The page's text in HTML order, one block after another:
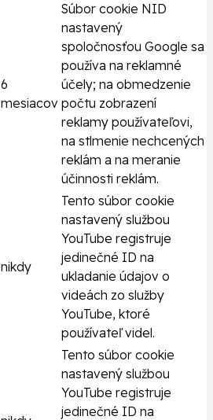
6
mesiacov
Súbor cookie NID
nastavený
spoločnosťou Google sa
používa na reklamné
účely; na obmedzenie
počtu zobrazení
reklamy používateľovi,
na stlmenie nechcených
reklám a na meranie
účinnosti reklám.
nikdy
Tento súbor cookie
nastavený službou
YouTube registruje
jedinečné ID na
ukladanie údajov o
videách zo služby
YouTube, ktoré
používateľ videl.
Tento súbor cookie
nastavený službou
YouTube registruje
jedinečné ID na